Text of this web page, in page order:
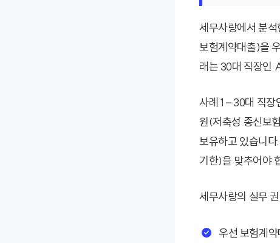
세무사랑에서 분
보험계약대출)을
래는 30대 직장인
사례 1 – 30대 직
원(저축성 종신보
보유하고 있습니
기한)을 맞추어야
세무사랑의 실무
우선 보험계